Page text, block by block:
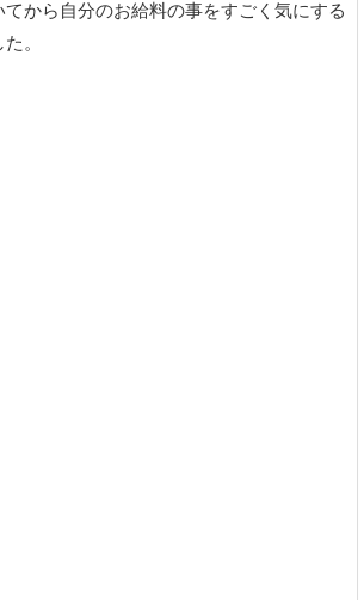
てから自分のお給料の事をすごく気にする
。